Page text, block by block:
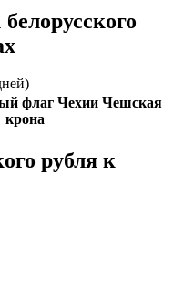
Чешская
крона
рубля к